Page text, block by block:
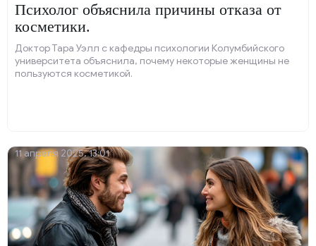
Психолог объяснила причины отказа от
косметики.
Доктор Тара Уэлл с кафедры психологии Колумбийского
университета объяснила, почему некоторые женщины не
пользуются косметикой.
11 апреля 2025, 13:01